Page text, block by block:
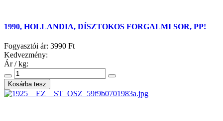
1990, HOLLANDIA, DÍSZTOKOS FORGALMI SOR, PP!
Fogyasztói ár: 3990 Ft
Kedvezmény:
Ár / kg: